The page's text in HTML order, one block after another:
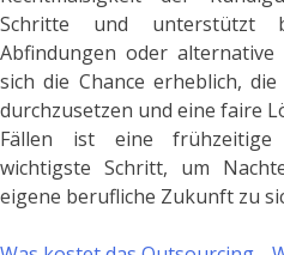
Schritte und unterstützt
Abfindungen oder
sich die Chance erheblich,
durchzusetzen und eine faire
Fällen ist eine
wichtigste Schritt, um
eigene berufliche Zukunft zu